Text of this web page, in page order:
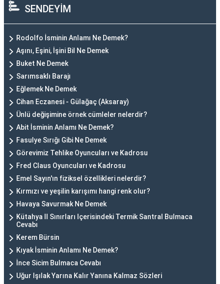
SENDEYİM
Rodolfo İsminin Anlamı Ne Demek?
Aşını, Eşini, İşini Bil Ne Demek
Buket Ne Demek
Sarımsaklı Barajı
Eğlemek Ne Demek
Cihan Eczanesi - Gülağaç (Aksaray)
Ünlü değişimine örnek cümleler nelerdir?
Abit İsminin Anlamı Ne Demek?
Fasulye Sırığı Gibi Ne Demek
Görevimiz Tehlike Oyuncuları ve Kadrosu
Fred Claus Oyuncuları ve Kadrosu
Emel Sayın'ın fiziksel özellikleri nelerdir?
Kırmızı ve yeşilin karışımı hangi renk olur?
Havaya Savurmak Ne Demek
Kütahya Il Sınırları Içerisindeki Termik Santral Bulmaca
Cevabı
Kerem Bürsin
Kıyak İsminin Anlamı Ne Demek?
İnce Sicim Bulmaca Cevabı
Uğur Işılak Yarına Kalır Yanına Kalmaz Sözleri